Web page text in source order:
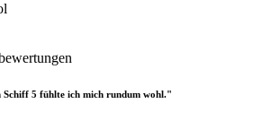
Schiff 5 fühlte ich mich rundum wohl."